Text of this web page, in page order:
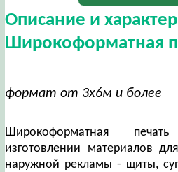
Описание и
Широкоформатная
формат от 3х6м и более
Широкоформатная
изготовлении материалов
наружной рекламы - щиты,